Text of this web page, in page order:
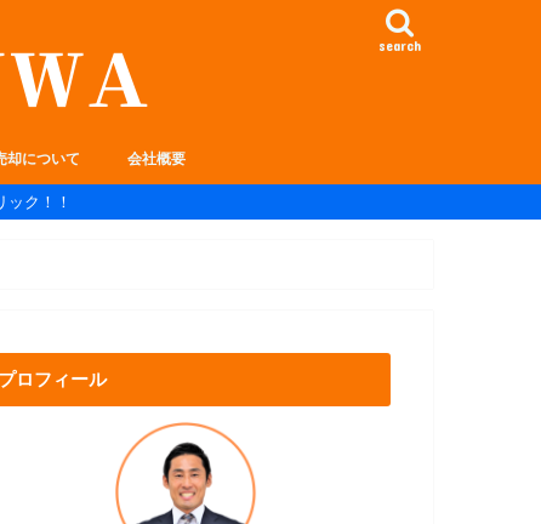
search
却について 会社概要
ク！！
プロフィール